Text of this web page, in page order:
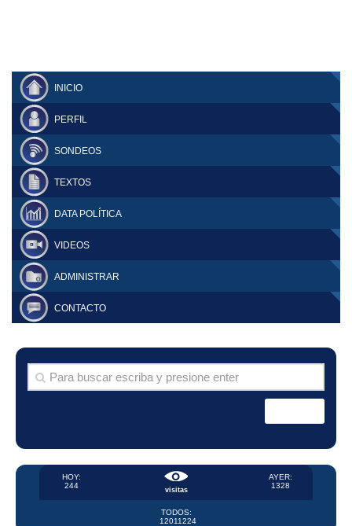
INICIO
PERFIL
SONDEOS
TEXTOS
DATA POLÍTICA
VIDEOS
ADMINISTRAR
CONTACTO
visitas
HOY:
244
AYER:
1328
TODOS:
12011224